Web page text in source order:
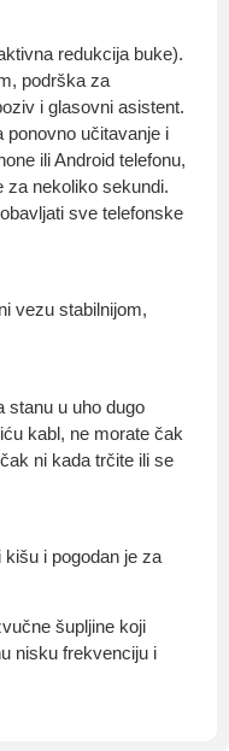
redukcija buke).
podrška za
i glasovni asistent.
ponovno učitavanje i
ili Android telefonu,
za nekoliko sekundi.
sve telefonske
vezu stabilnijom,
stanu u uho dugo
kabl, ne morate čak
ni kada trčite ili se
i pogodan je za
šupljine koji
nisku frekvenciju i